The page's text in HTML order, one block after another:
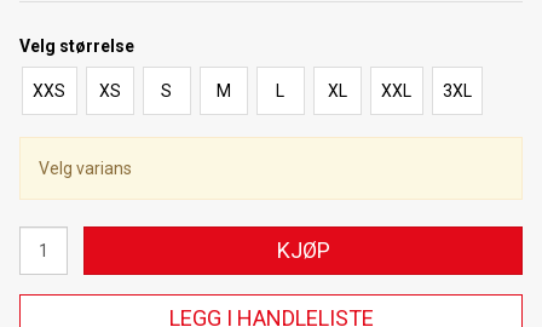
Velg størrelse
XXS XS S M L XL XXL 3XL
Velg varians
KJØP
LEGG I HANDLELISTE